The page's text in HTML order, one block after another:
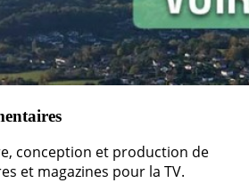
conception et production de
et magazines pour la TV.